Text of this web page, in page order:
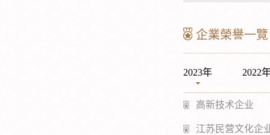
企業榮譽一覽
2023年 2022
高新技术企业
江苏民营文化企